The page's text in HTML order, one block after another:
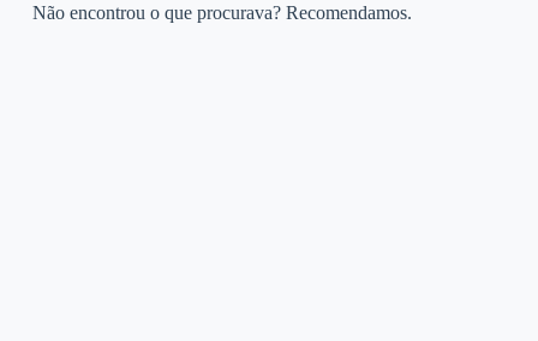
Não encontrou o que procurava? Recomendamos.